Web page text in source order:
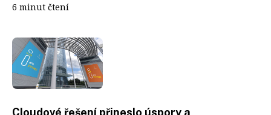
6 minut čtení
Cloudové řešení přineslo úspory a